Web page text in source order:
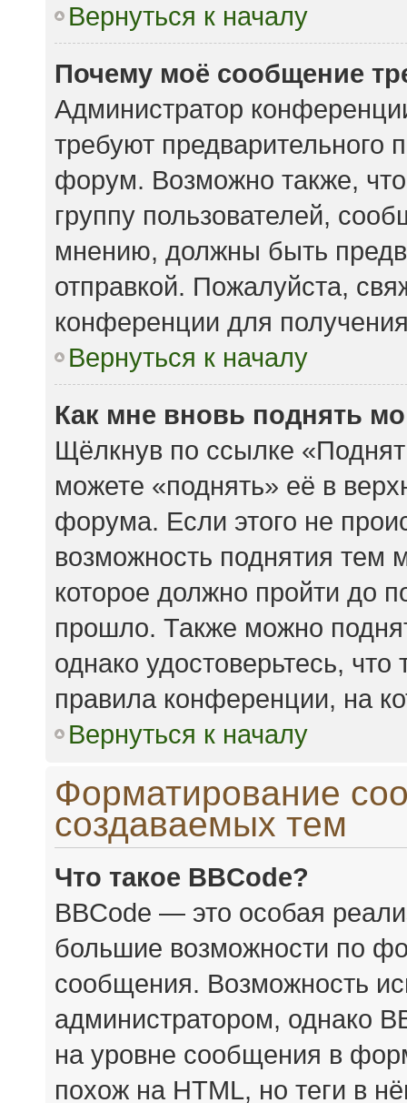
Вернуться к началу
Почему моё сообщение
Администратор
требуют предварительного
форум. Возможно также,
группу пользователей,
мнению, должны быть
отправкой. Пожалуйста,
конференции для
Вернуться к началу
Как мне вновь поднять
Щёлкнув по ссылке
можете «поднять» её в
форума. Если этого не
возможность поднятия тем
которое должно пройти до
прошло. Также можно
однако удостоверьтесь,
правила конференции, на
Вернуться к началу
Форматирование
создаваемых тем
Что такое BBCode?
BBCode — это особая
большие возможности по
сообщения. Возможность
администратором, однако
на уровне сообщения в
похож на HTML, но теги в